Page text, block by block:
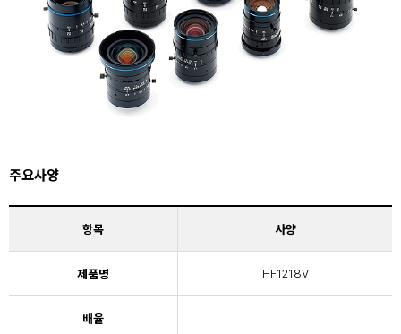
주요사양
항목 사양
제품명 HF1218V
배율